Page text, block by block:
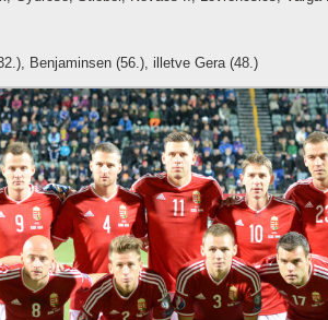
Benjaminsen (56.), illetve Gera (48.)